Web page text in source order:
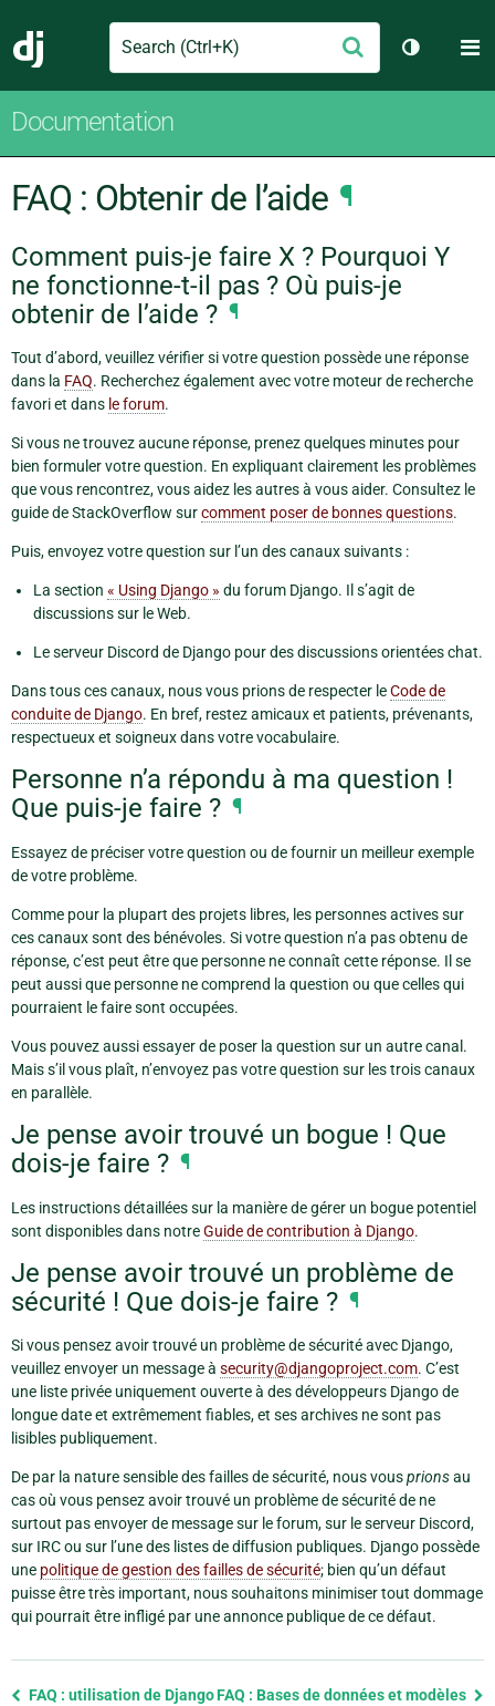
Django
Search Envoyer
Changer
Documentation
FAQ : Obtenir de l’aide ¶
Comment puis-je faire X ? Pourquoi Y
ne fonctionne-t-il pas ? Où puis-je
obtenir de l’aide ? ¶
Tout d’abord, veuillez vérifier si votre question possède une réponse
dans la FAQ. Recherchez également avec votre moteur de recherche
favori et dans le forum.
Si vous ne trouvez aucune réponse, prenez quelques minutes pour
bien formuler votre question. En expliquant clairement les problèmes
que vous rencontrez, vous aidez les autres à vous aider. Consultez le
guide de StackOverflow surcomment poser de bonnes questions.
Puis, envoyez votre question sur l’un des canaux suivants :
La section « Using Django » du forum Django. Il s’agit de
discussions sur le Web.
Le serveur Discord de Django pour des discussions orientées chat.
Dans tous ces canaux, nous vous prions de respecter leCode de
conduite de Django. En bref, restez amicaux et patients, prévenants,
respectueux et soigneux dans votre vocabulaire.
Personne n’a répondu à ma question !
Que puis-je faire ? ¶
Essayez de préciser votre question ou de fournir un meilleur exemple
de votre problème.
Comme pour la plupart des projets libres, les personnes actives sur
ces canaux sont des bénévoles. Si votre question n’a pas obtenu de
réponse, c’est peut être que personne ne connaît cette réponse. Il se
peut aussi que personne ne comprend la question ou que celles qui
pourraient le faire sont occupées.
Vous pouvez aussi essayer de poser la question sur un autre canal.
Mais s’il vous plaît, n’envoyez pas votre question sur les trois canaux
en parallèle.
Je pense avoir trouvé un bogue ! Que
dois-je faire ? ¶
Les instructions détaillées sur la manière de gérer un bogue potentiel
sont disponibles dans notreGuide de contribution à Django.
Je pense avoir trouvé un problème de
sécurité ! Que dois-je faire ? ¶
Si vous pensez avoir trouvé un problème de sécurité avec Django,
veuillez envoyer un message à security@djangoproject.com. C’est
une liste privée uniquement ouverte à des développeurs Django de
longue date et extrêmement fiables, et ses archives ne sont pas
lisibles publiquement.
De par la nature sensible des failles de sécurité, nous vousprionsau
cas où vous pensez avoir trouvé un problème de sécurité de ne
surtout pas envoyer de message sur le forum, sur le serveur Discord,
sur IRC ou sur l’une des listes de diffusion publiques. Django possède
une politique de gestion des failles de sécurité; bien qu’un défaut
puisse être très important, nous souhaitons minimiser tout dommage
qui pourrait être infligé par une annonce publique de ce défaut.
Previous
FAQ : utilisation de DjangoFAQ : Bases de données et modèles